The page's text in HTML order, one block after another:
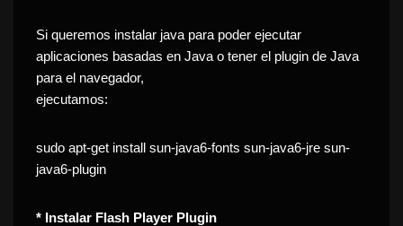
Si queremos instalar java para poder ejecutar
aplicaciones basadas en Java o tener el plugin de Java
para el navegador,
ejecutamos:
sudo apt-get install sun-java6-fonts sun-java6-jre sun-
java6-plugin
* Instalar Flash Player Plugin